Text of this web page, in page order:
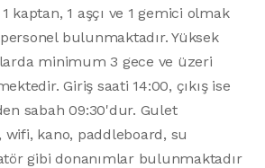
kaptan, 1 aşçı ve 1 gemici olmak
bulunmaktadır. Yüksek
minimum 3 gece ve üzeri
Giriş saati 14:00, çıkış ise
sabah 09:30'dur. Gulet
kano, paddleboard, su
gibi donanımlar bulunmaktadır